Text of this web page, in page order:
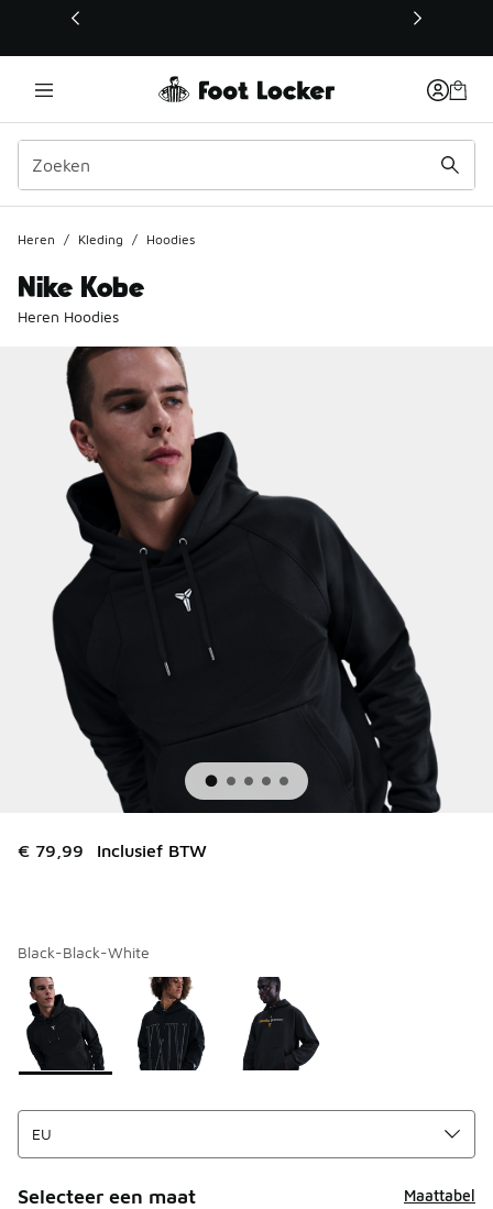
Deze link wordt geopend in een nieuw venster
Heren / Kleding / Hoodies
Nike Kobe
Heren Hoodies
€ 79,99 Inclusief BTW
Black-Black-White
Pagina 1 van 1 met 1 tot 3 van 3 kleuren.
Kies een model *
Selecteer een maat Maattabel